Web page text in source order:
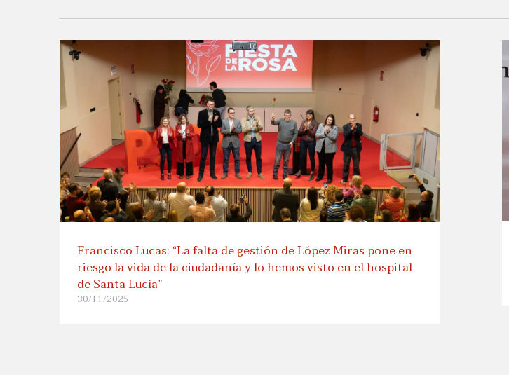
Francisco Lucas: “La falta de gestión de López Miras pone en
riesgo la vida de la ciudadanía y lo hemos visto en el hospital
de Santa Lucía”
30/11/2025